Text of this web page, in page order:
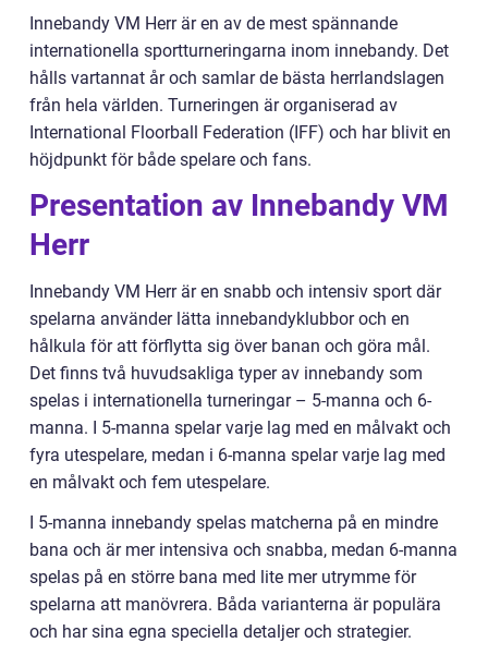
Innebandy VM Herr är en av de mest spännande
internationella sportturneringarna inom innebandy. Det
hålls vartannat år och samlar de bästa herrlandslagen
från hela världen. Turneringen är organiserad av
International Floorball Federation (IFF) och har blivit en
höjdpunkt för både spelare och fans.
Presentation av Innebandy VM
Herr
Innebandy VM Herr är en snabb och intensiv sport där
spelarna använder lätta innebandyklubbor och en
hålkula för att förflytta sig över banan och göra mål.
Det finns två huvudsakliga typer av innebandy som
spelas i internationella turneringar – 5-manna och 6-
manna. I 5-manna spelar varje lag med en målvakt och
fyra utespelare, medan i 6-manna spelar varje lag med
en målvakt och fem utespelare.
I 5-manna innebandy spelas matcherna på en mindre
bana och är mer intensiva och snabba, medan 6-manna
spelas på en större bana med lite mer utrymme för
spelarna att manövrera. Båda varianterna är populära
och har sina egna speciella detaljer och strategier.